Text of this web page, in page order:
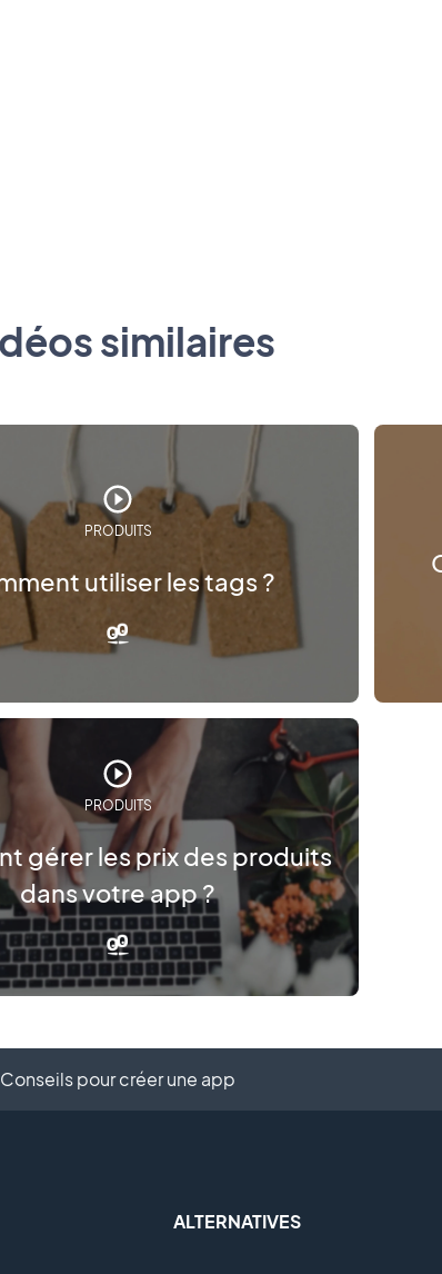
similaires
PRODUITS
utiliser les tags ?
PRODUITS
gérer les prix des produits
dans votre app ?
Conseils pour créer une app
ALTERNATIVES